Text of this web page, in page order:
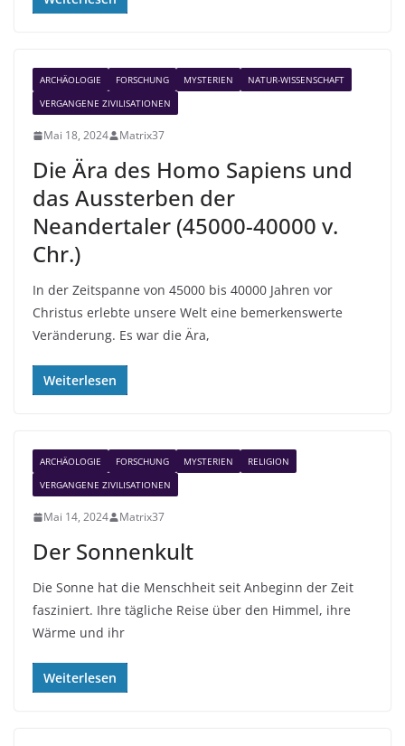
ARCHÄOLOGIE FORSCHUNG MYSTERIEN
NATUR-WISSENSCHAFT
VERGANGENE ZIVILISATIONEN
Mai 18, 2024 Matrix37
Die Ära des Homo Sapiens und
das Aussterben der
Neandertaler (45000-40000 v.
Chr.)
In der Zeitspanne von 45000 bis 40000 Jahren vor
Christus erlebte unsere Welt eine bemerkenswerte
Veränderung. Es war die Ära,
Weiterlesen
ARCHÄOLOGIE FORSCHUNG MYSTERIEN
RELIGION
VERGANGENE ZIVILISATIONEN
Mai 14, 2024 Matrix37
Der Sonnenkult
Die Sonne hat die Menschheit seit Anbeginn der Zeit
fasziniert. Ihre tägliche Reise über den Himmel, ihre
Wärme und ihr
Weiterlesen